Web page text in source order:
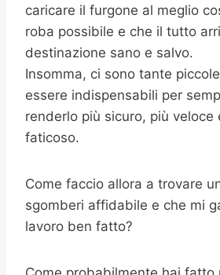
caricare il furgone al meglio
roba possibile e che il tutto
destinazione sano e salvo.
Insomma, ci sono tante
essere indispensabili per
renderlo più sicuro, più veloce
faticoso.
Come faccio allora a trovare
sgomberi affidabile e che mi
lavoro ben fatto?